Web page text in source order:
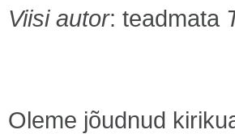
Viisi autor: teadmata
Oleme jõudnud